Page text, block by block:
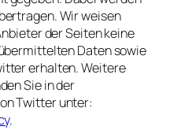
Wir weisen
der Seiten keine
Daten sowie
erhalten. Weitere
Sie in der
Twitter unter:
.